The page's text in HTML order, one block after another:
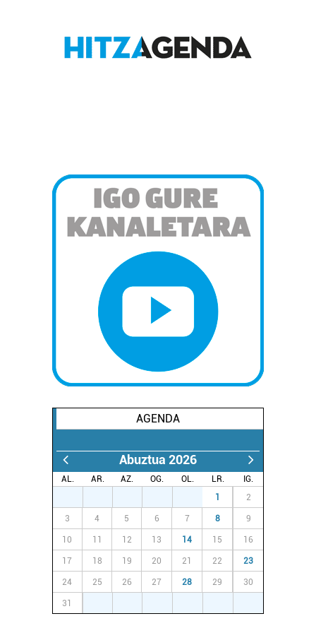
dezakezun ikusteko.
fitxategiak erabiltzen ditu. Zure esperientzia eta
zerbitzuak hobetzeko asmoz, cookie teknologiaz
baliatzen gara. Ohar hau onartuz gero, teknologia hori
erabiltzeko baimen esplizitua ematen diguzu.Gehiago
AGENDA
Abuztua 2026
AL. AR. AZ. OG. OL. LR.
IG.
1 2
3 4 5 6 7 8 9
10 11 12 13 14 15 16
17 18 19 20 21 22 23
24 25 26 27 28 29 30
31